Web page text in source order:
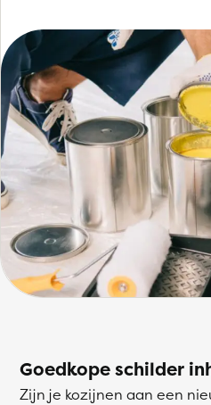
Goedkope schilder
Zijn je kozijnen aan een